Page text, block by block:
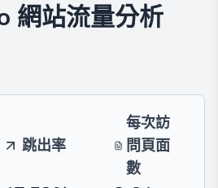
網站流量分析
跳出率
每次訪
問頁面
數